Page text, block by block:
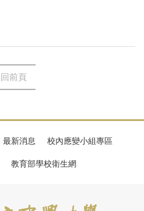
回前頁
最新消息 校內應變小組專區
教育部學校衛生網